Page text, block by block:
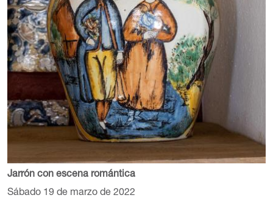
Jarrón con escena romántica
Sábado 19 de marzo de 2022